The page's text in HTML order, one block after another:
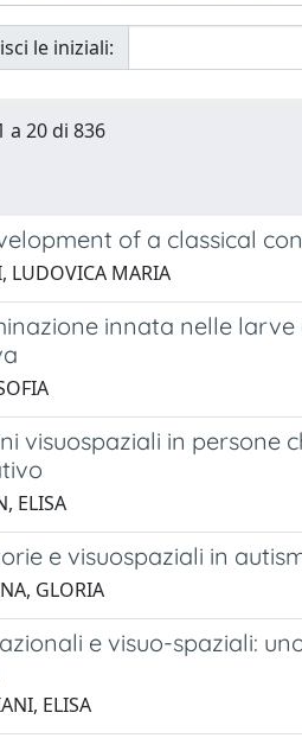
le iniziali:
20 di 836
of a classical
LUDOVICA MARIA
innata nelle
visuospaziali in persone
ELISA
e visuospaziali in
GLORIA
e visuo-spaziali:
ELISA